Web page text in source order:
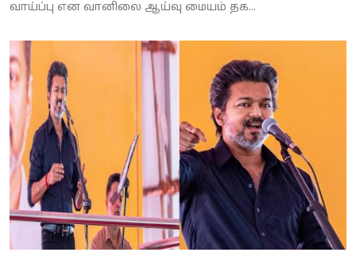
வாய்ப்பு என வானிலை ஆய்வு மையம் தக...